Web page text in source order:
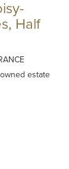
Half
estate